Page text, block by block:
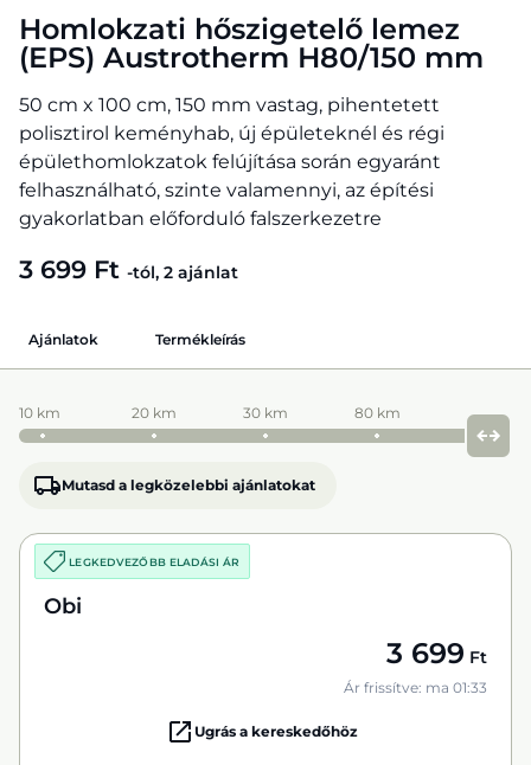
Homlokzati hőszigetelő lemez
(EPS) Austrotherm H80/150 mm
50 cm x 100 cm, 150 mm vastag, pihentetett
polisztirol keményhab, új épületeknél és régi
épülethomlokzatok felújítása során egyaránt
felhasználható, szinte valamennyi, az építési
gyakorlatban előforduló falszerkezetre
3 699 Ft -tól, 2 ajánlat
Ajánlatok Termékleírás
10 km 20 km 30 km 80 km
Mutasd a legközelebbi ajánlatokat
LEGKEDVEZŐBB ELADÁSI ÁR
Obi
3 699 Ft
Ár frissítve: ma 01:33
Ugrás a kereskedőhöz